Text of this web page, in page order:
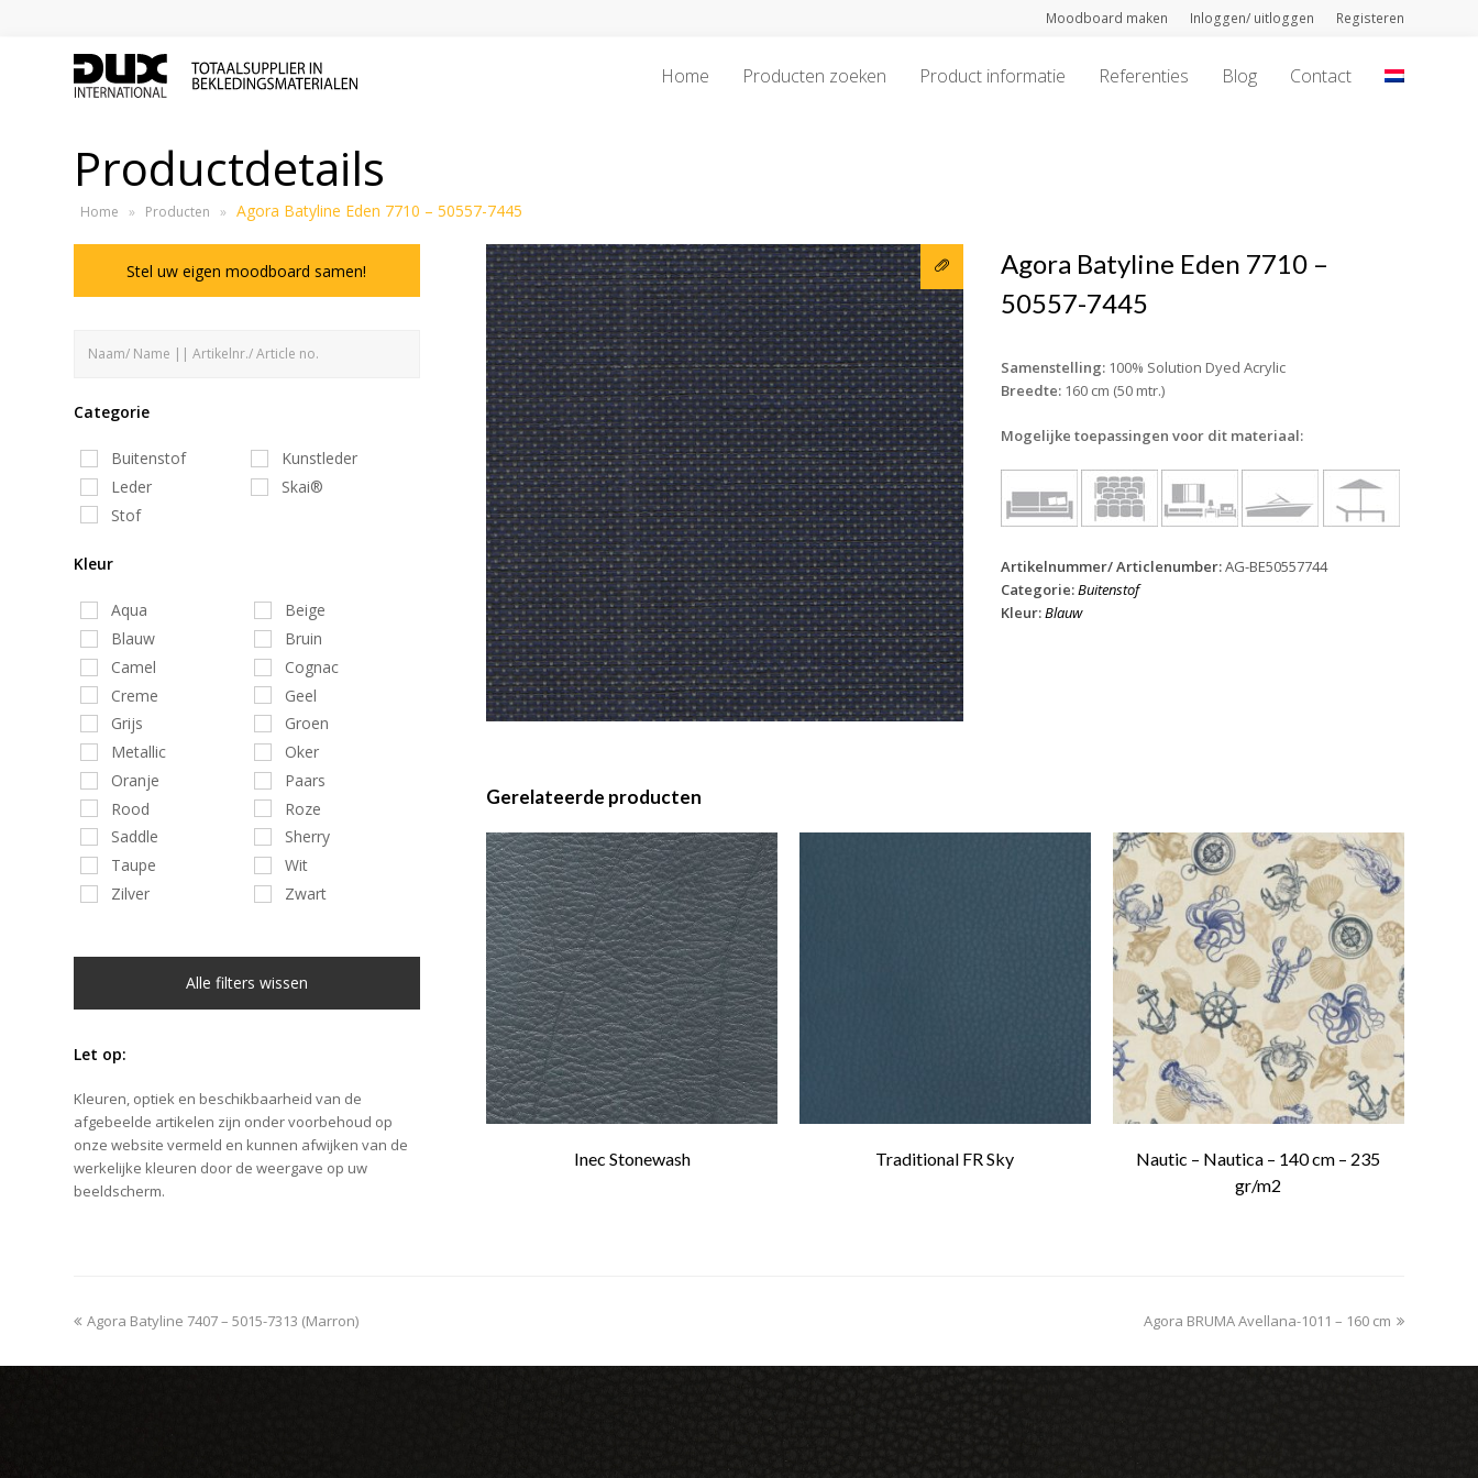
Moodboard maken Inloggen/ uitloggen Registeren
Home Producten zoeken Product informatie Referenties Blog Contact
Productdetails
Home » Producten » Agora Batyline Eden 7710 – 50557-7445
Stel uw eigen moodboard samen!
Categorie
Buitenstof
Kunstleder
Leder
Skai®
Stof
Kleur
Aqua
Beige
Blauw
Bruin
Camel
Cognac
Creme
Geel
Grijs
Groen
Metallic
Oker
Oranje
Paars
Rood
Roze
Saddle
Sherry
Taupe
Wit
Zilver
Zwart
Alle filters wissen
Let op:
Kleuren, optiek en beschikbaarheid van de
afgebeelde artikelen zijn onder voorbehoud op
onze website vermeld en kunnen afwijken van de
werkelijke kleuren door de weergave op uw
beeldscherm.
Agora Batyline Eden 7710 –
50557-7445
Samenstelling:100% Solution Dyed Acrylic
Breedte:160 cm (50 mtr.)
Mogelijke toepassingen voor dit materiaal:
Artikelnummer/ Articlenumber:AG-BE50557744
Categorie:Buitenstof
Kleur:Blauw
Gerelateerde producten
Inec Stonewash Traditional FR Sky
Nautic – Nautica – 140 cm – 235
gr/m2
previous
Agora Batyline 7407 – 5015-7313 (Marron)
next
Agora BRUMA Avellana-1011 – 160 cm